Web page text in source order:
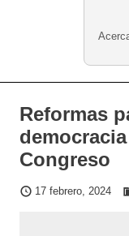
Reformas
Congreso
17 febrero, 2024